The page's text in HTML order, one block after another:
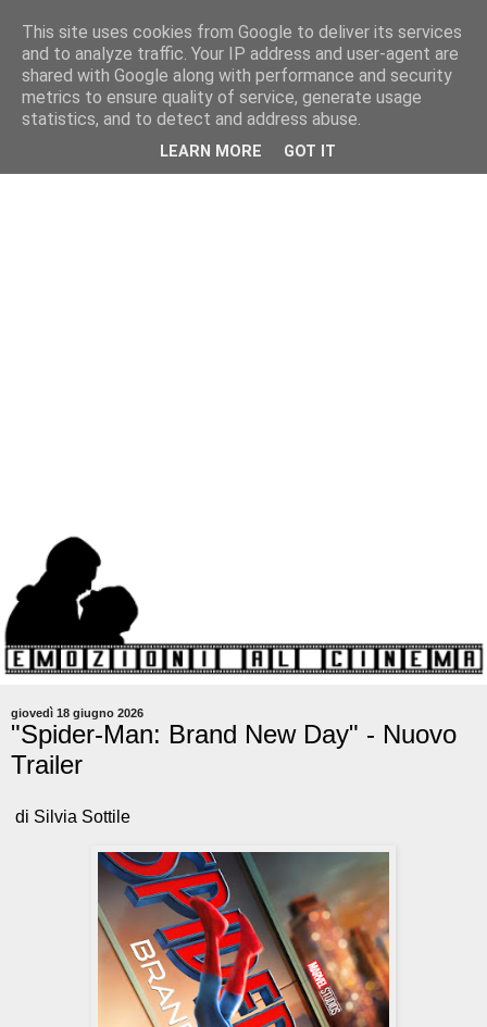
giovedì 18 giugno 2026
"Spider-Man: Brand New Day" - Nuovo
Trailer
di Silvia Sottile
This site uses cookies from Google to deliver its services
and to analyze traffic. Your IP address and user-agent are
shared with Google along with performance and security
metrics to ensure quality of service, generate usage
statistics, and to detect and address abuse.
LEARN MORE GOT IT